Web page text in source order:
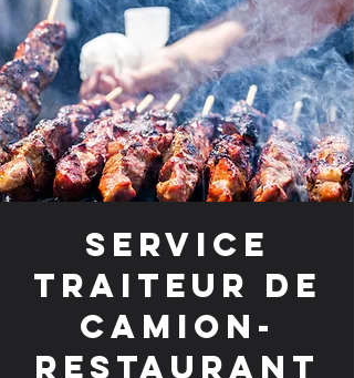
Service
traiteur de
camion-
restaurant